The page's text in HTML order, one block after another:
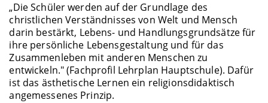
„Die Schüler werden auf der Grundlage des
christlichen Verständnisses von Welt und Mensch
darin bestärkt, Lebens- und Handlungsgrundsätze für
ihre persönliche Lebensgestaltung und für das
Zusammenleben mit anderen Menschen zu
entwickeln." (Fachprofil Lehrplan Hauptschule). Dafür
ist das ästhetische Lernen ein religionsdidaktisch
angemessenes Prinzip.